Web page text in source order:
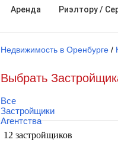
Аренда Риэлтору /
Недвижимость в Оренбурге /
Выбрать
Все
Застройщики
Агентства
12 застройщиков